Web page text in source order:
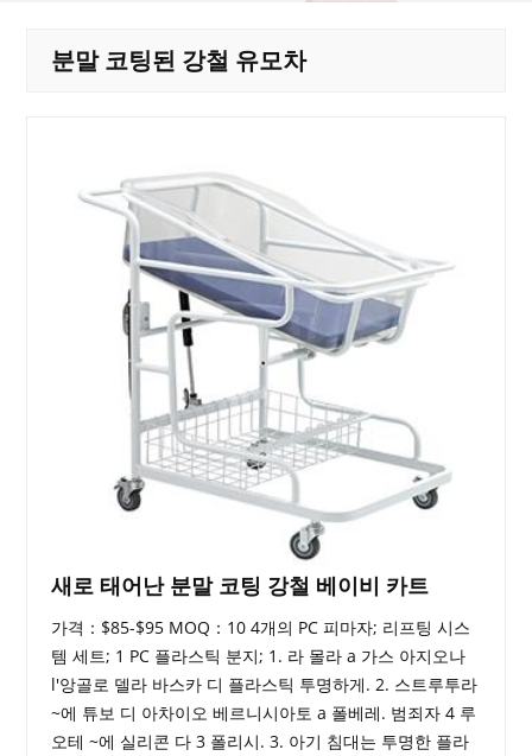
분말 코팅된 강철 유모차
새로 태어난 분말 코팅 강철 베이비 카트
가격：$85-$95 MOQ：10 4개의 PC 피마자; 리프팅 시스
템 세트; 1 PC 플라스틱 분지; 1. 라 몰라 a 가스 아지오나
l'앙골로 델라 바스카 디 플라스틱 투명하게. 2. 스트루투라
~에 튜보 디 아차이오 베르니시아토 a 폴베레. 범죄자 4 루
오테 ~에 실리콘 다 3 폴리시. 3. 아기 침대는 투명한 플라